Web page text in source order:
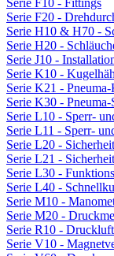
Serie F10 - Fittings
Serie F20 -
Serie H10 & H70 -
Serie H20 -
Serie J10 -
Serie K10 -
Serie K21 -
Serie K30 -
Serie L10 - Sperr-
Serie L11 - Sperr-
Serie L20 -
Serie L21 -
Serie L30 -
Serie L40 -
Serie M10 -
Serie M20 -
Serie R10 -
Serie V10 -